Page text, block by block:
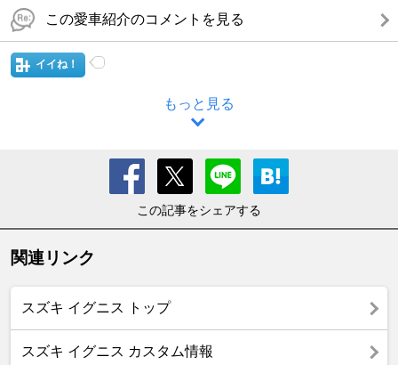
この愛車紹介のコメントを見る
イイね！
もっと見る
この記事をシェアする
関連リンク
スズキ イグニス トップ
スズキ イグニス カスタム情報